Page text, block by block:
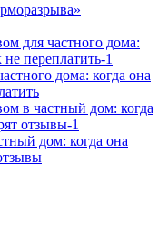
дома: когда она
дом: когда она